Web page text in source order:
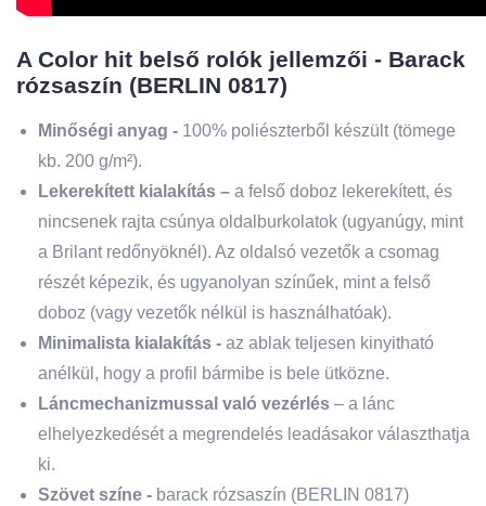
A Color hit belső rolók jellemzői - Barack
rózsaszín (BERLIN 0817)
Minőségi anyag - 100% poliészterből készült (tömege
kb. 200 g/m²).
Lekerekített kialakítás – a felső doboz lekerekített, és
nincsenek rajta csúnya oldalburkolatok (ugyanúgy, mint
a Brilant redőnyöknél). Az oldalsó vezetők a csomag
részét képezik, és ugyanolyan színűek, mint a felső
doboz (vagy vezetők nélkül is használhatóak).
Minimalista kialakítás - az ablak teljesen kinyitható
anélkül, hogy a profil bármibe is bele ütközne.
Láncmechanizmussal való vezérlés – a lánc
elhelyezkedését a megrendelés leadásakor választhatja
ki.
Szövet színe - barack rózsaszín (BERLIN 0817)